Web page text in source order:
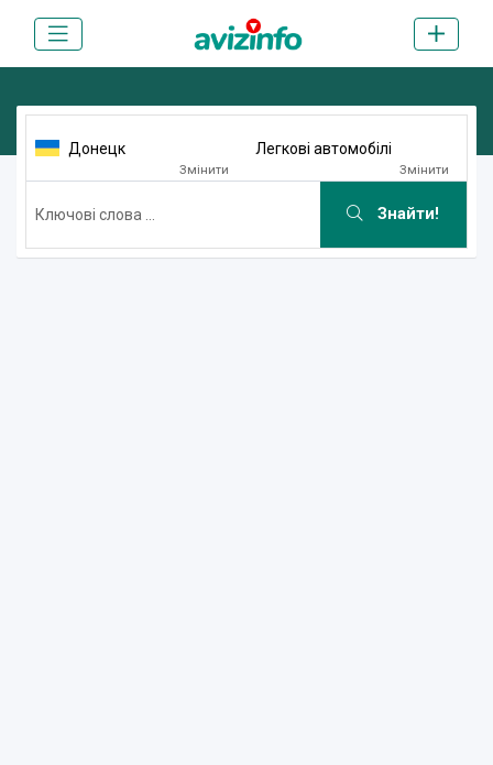
Донецк
Змінити
Легкові автомобілі
Змінити
Знайти!